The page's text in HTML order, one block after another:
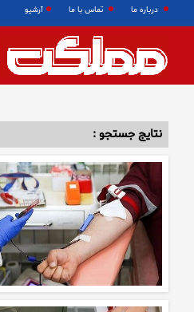
درباره ما تماس با ما آرشیو
نتایج جستجو :